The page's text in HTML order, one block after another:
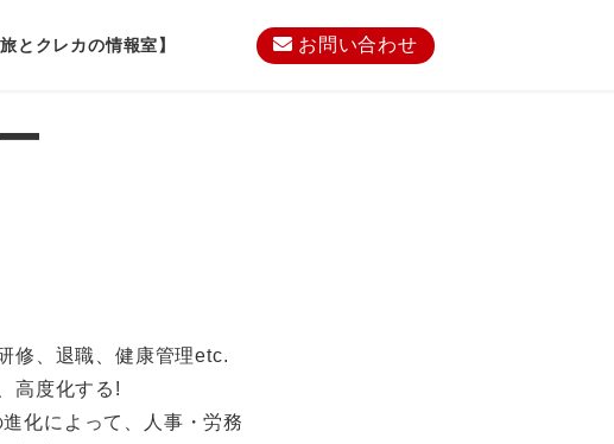
旅とクレカの情報室】 お問い合わせ
修、退職、健康管理etc.
高度化する!
化によって、人事・労務